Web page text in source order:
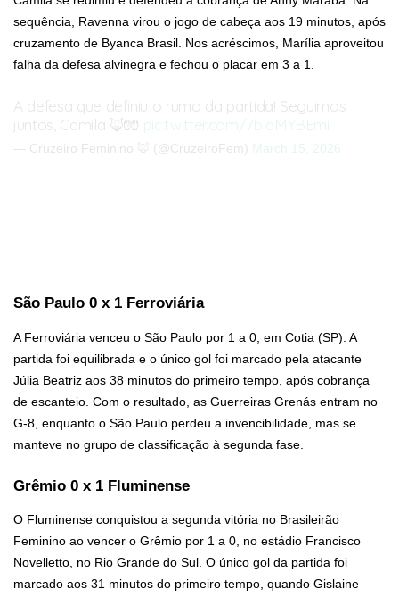
sequência, Ravenna virou o jogo de cabeça aos 19 minutos, após
cruzamento de Byanca Brasil. Nos acréscimos, Marília aproveitou
falha da defesa alvinegra e fechou o placar em 3 a 1.
A defesa que definiu o rumo da partida! Seguimos
juntos, Camila 🦊🧤 pic.twitter.com/7blaMYBEmi
— Cruzeiro Feminino 🦊 (@CruzeiroFem) March 15, 2026
São Paulo 0 x 1 Ferroviária
A Ferroviária venceu o São Paulo por 1 a 0, em Cotia (SP). A
partida foi equilibrada e o único gol foi marcado pela atacante
Júlia Beatriz aos 38 minutos do primeiro tempo, após cobrança
de escanteio. Com o resultado, as Guerreiras Grenás entram no
G-8, enquanto o São Paulo perdeu a invencibilidade, mas se
manteve no grupo de classificação à segunda fase.
Grêmio 0 x 1 Fluminense
O Fluminense conquistou a segunda vitória no Brasileirão
Feminino ao vencer o Grêmio por 1 a 0, no estádio Francisco
Novelletto, no Rio Grande do Sul. O único gol da partida foi
marcado aos 31 minutos do primeiro tempo, quando Gislaine